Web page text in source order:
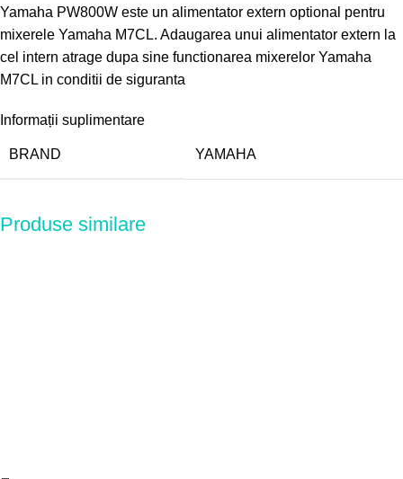
Yamaha PW800W este un alimentator extern optional pentru
mixerele Yamaha M7CL. Adaugarea unui alimentator extern la
cel intern atrage dupa sine functionarea mixerelor Yamaha
M7CL in conditii de siguranta
Informații suplimentare
BRAND YAMAHA
Produse similare